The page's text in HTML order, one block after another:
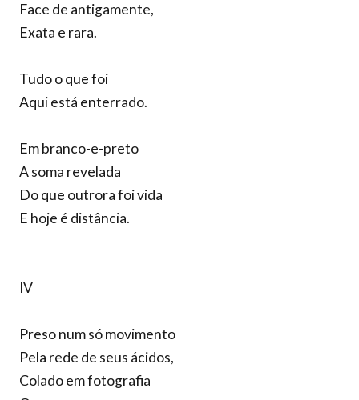
Face de antigamente,
Exata e rara.
Tudo o que foi
Aqui está enterrado.
Em branco-e-preto
A soma revelada
Do que outrora foi vida
E hoje é distância.
IV
Preso num só movimento
Pela rede de seus ácidos,
Colado em fotografia